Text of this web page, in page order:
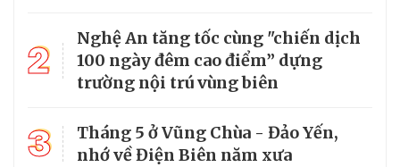
2
Nghệ An tăng tốc cùng "chiến dịch
100 ngày đêm cao điểm” dựng
trường nội trú vùng biên
3
Tháng 5 ở Vũng Chùa - Đảo Yến,
nhớ về Điện Biên năm xưa